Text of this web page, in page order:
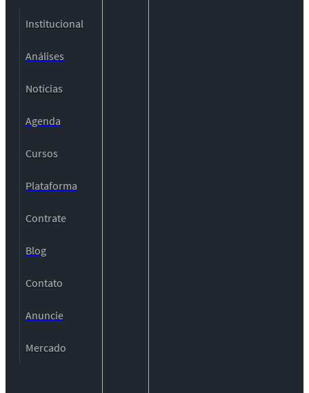
Institucional
Análises
Notícias
Agenda
Cursos
Plataforma
Contrate
Blog
Contato
Anuncie
Mercado